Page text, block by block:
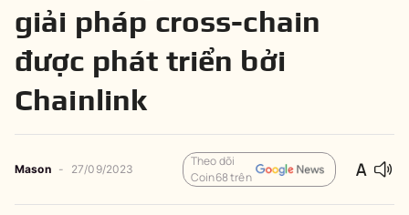
giải pháp cross-chain
được phát triển bởi
Chainlink
Mason - 27/09/2023
Theo dõi
Coin68 trên